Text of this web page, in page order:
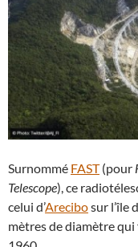
Surnommé FAST(pour
Telescope), ce
celui d’Arecibosur l’île
mètres de diamètre